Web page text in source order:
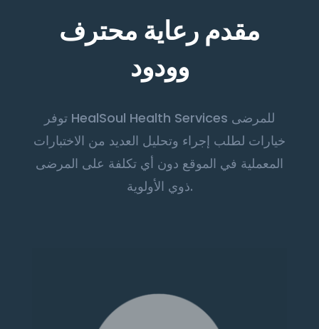
مقدم رعاية محترف
وودود
توفر HealSoul Health Services للمرضى
خيارات لطلب إجراء وتحليل العديد من الاختبارات
المعملية في الموقع دون أي تكلفة على المرضى
ذوي الأولوية.